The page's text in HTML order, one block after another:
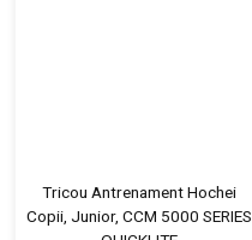
Tricou Antrenament Hochei
Copii, Junior, CCM 5000 SERIES